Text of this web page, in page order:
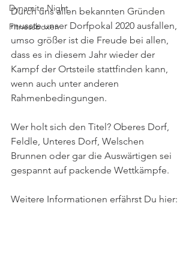
Dynamite Night
Fitnessboxen
Durch uns allen bekannten Gründen
musste unser Dorfpokal 2020 ausfallen,
umso größer ist die Freude bei allen,
dass es in diesem Jahr wieder der
Kampf der Ortsteile stattfinden kann,
wenn auch unter anderen
Rahmenbedingungen.
Wer holt sich den Titel? Oberes Dorf,
Feldle, Unteres Dorf, Welschen
Brunnen oder gar die Auswärtigen sei
gespannt auf packende Wettkämpfe.
Weitere Informationen erfährst Du hier: